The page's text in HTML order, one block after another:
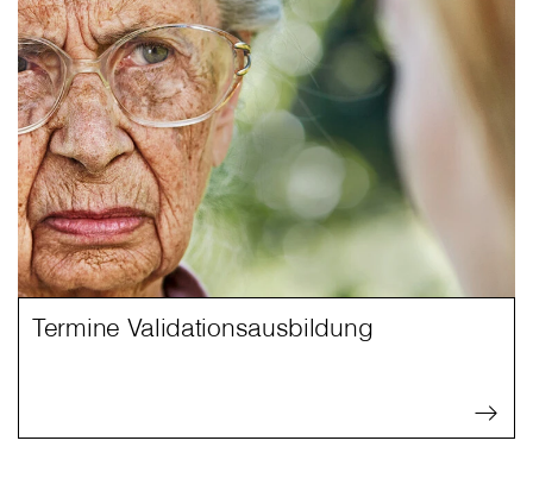
Termine Validationsausbildung